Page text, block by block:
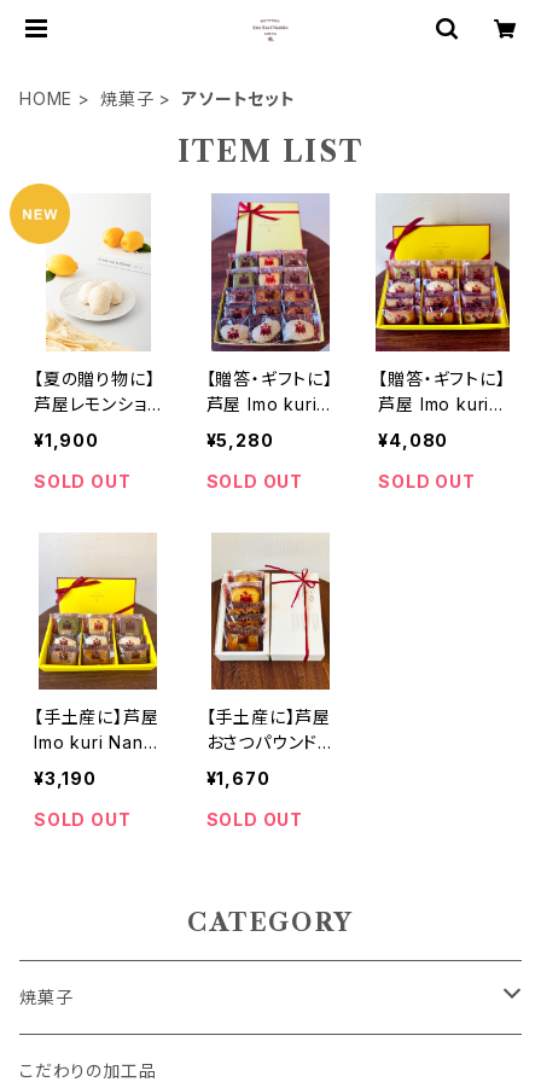
HOME 焼菓子 アソートセット
ITEM LIST
【夏の贈り物に】
芦屋レモンショ
コラマドレーヌ
6個入り
¥1,900
SOLD OUT
【贈答・ギフトに】
芦屋 Imo kuri
Nankin プレミ
アム 7種15個セ
ット 保存料香料
¥5,280
SOLD OUT
【贈答・ギフトに】
芦屋 Imo kuri
Nankin ベーシ
ックアソート プ
ラス 7種12個入
¥4,080
SOLD OUT
【手土産に】芦屋
Imo kuri Nanki
nベーシック 7
種9個入 保存料
香料不使用
¥3,190
SOLD OUT
【手土産に】芦屋
おさつパウンド＆
フィナンシェアソ
ート 4種5個セッ
ト 保存料香料不
¥1,670
SOLD OUT
CATEGORY
焼菓子
パウンドケーキ
こだわりの加工品